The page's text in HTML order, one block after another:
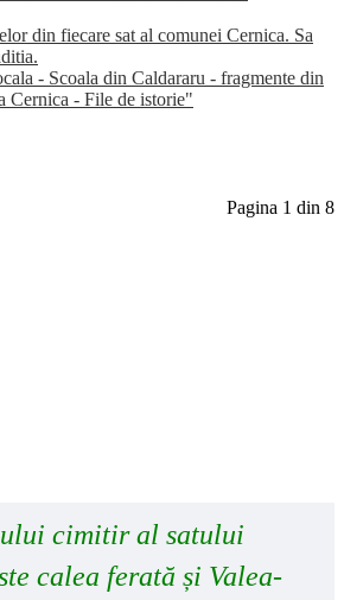
din fiecare sat al comunei Cernica. Sa
- Scoala din Caldararu - fragmente din
Cernica - File de istorie"
Pagina 1 din 8
cimitir al satului
calea ferată și Valea-